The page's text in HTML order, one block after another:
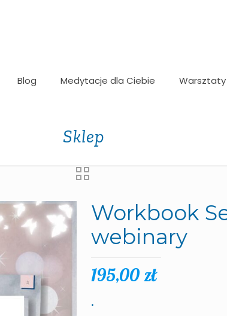
Blog Medytacje dla Ciebie Warsztaty
Sklep
Workbook
webinary
195,00zł
.